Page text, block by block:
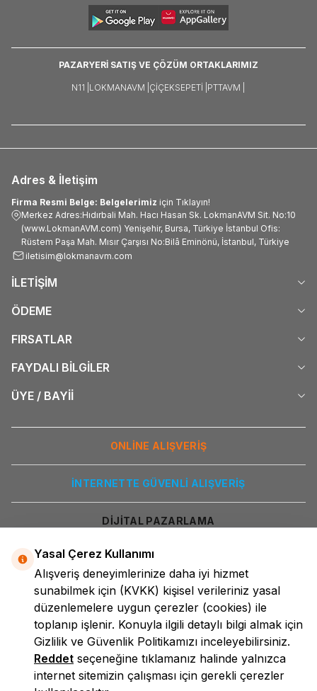
PAZARYERİ SATIŞ VE ÇÖZÜM ORTAKLARIMIZ
N11 | LOKMANAVM | ÇIÇEKSEPETI | PTTAVM |
Adres & İletişim
Firma Resmi Belge: Belgelerimiz için Tıklayın!
Merkez Adres:Hıdırbali Mah. Hacı Hasan Sk. LokmanAVM Sit. No:10
(www.LokmanAVM.com) Yenişehir, Bursa, Türkiye İstanbul Ofis:
Rüstem Paşa Mah. Mısır Çarşısı No:Bilâ Eminönü, İstanbul, Türkiye
iletisim@lokmanavm.com
İLETİŞİM
ÖDEME
FIRSATLAR
FAYDALI BİLGİLER
ÜYE / BAYİİ
ONLİNE ALIŞVERİŞ
İNTERNETTE GÜVENLİ ALIŞVERİŞ
DİJİTAL PAZARLAMA
LokmanAVM
Yasal Çerez Kullanımı
Alışveriş deneyimlerinize daha iyi hizmet
sunabilmek için (KVKK) kişisel verileriniz yasal
düzenlemelere uygun çerezler (cookies) ile
toplanıp işlenir. Konuyla ilgili detaylı bilgi almak için
Gizlilik ve Güvenlik Politikamızı inceleyebilirsiniz.
Reddet seçeneğine tıklamanız halinde yalnızca
internet sitemizin çalışması için gerekli çerezler